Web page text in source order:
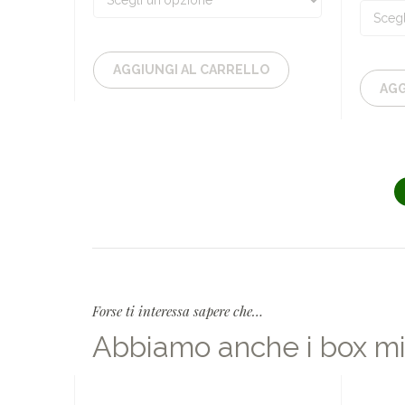
AGGIUNGI AL CARRELLO
Forse ti interessa sapere che…
Abbiamo anche i box